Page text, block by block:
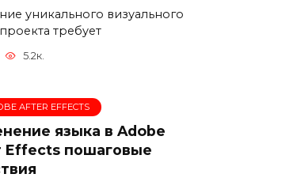
уникального визуального
требует
5.2к.
AFTER EFFECTS
языка в Adobe
Effects пошаговые